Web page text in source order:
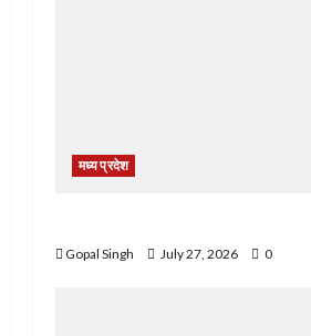
मध्य प्रदेश
Gopal Singh July 27, 2026 0